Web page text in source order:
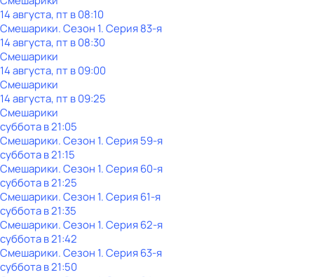
14 августа, пт в 08:10
Смешарики. Сезон 1. Серия 83-я
14 августа, пт в 08:30
Смешарики
14 августа, пт в 09:00
Смешарики
14 августа, пт в 09:25
Смешарики
субботав21:05
Смешарики. Сезон 1. Серия 59-я
субботав21:15
Смешарики. Сезон 1. Серия 60-я
субботав21:25
Смешарики. Сезон 1. Серия 61-я
субботав21:35
Смешарики. Сезон 1. Серия 62-я
субботав21:42
Смешарики. Сезон 1. Серия 63-я
субботав21:50